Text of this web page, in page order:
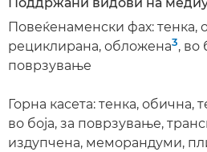
Повеќенаменски фах: тенка,
рециклирана, обложена3, во
поврзување
Горна касета: тенка, обична,
во боја, за поврзување,
издупчена, меморандуми,